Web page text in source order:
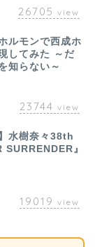
26705 view
ルモンで西成ホ
してみた ～だ
知らない～
23744 view
水樹奈々38th
SURRENDER』
19019 view